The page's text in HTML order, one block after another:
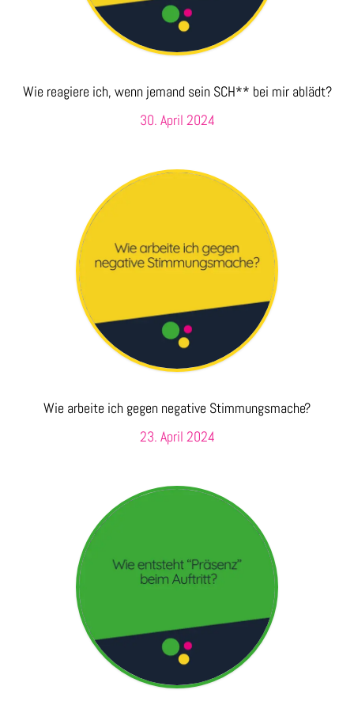
Wie reagiere ich, wenn jemand sein SCH** bei mir ablädt?
30. April 2024
Wie arbeite ich gegen negative Stimmungsmache?
23. April 2024